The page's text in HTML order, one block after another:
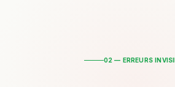
02 — ERREURS